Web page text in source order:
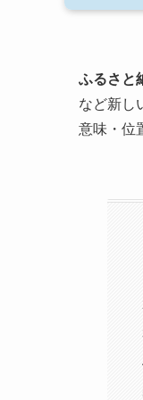
ふるさと
など新し
意味・位